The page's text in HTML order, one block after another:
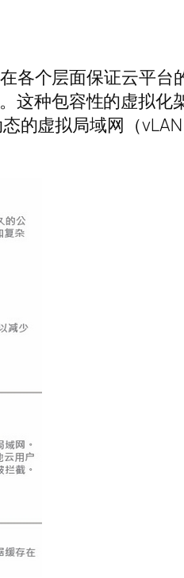
各个层面保证云平台
这种包容性的虚拟化
的虚拟局域网（